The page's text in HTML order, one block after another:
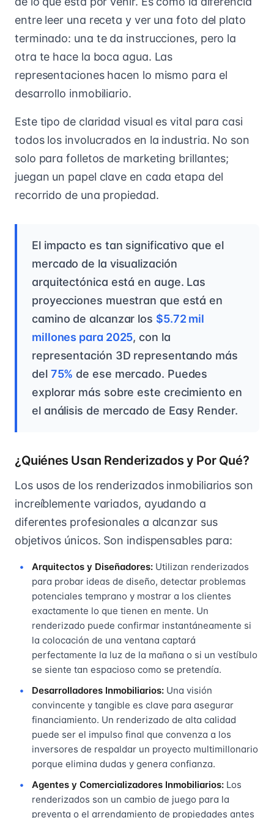
entre leer una receta y ver una foto del plato
terminado: una te da instrucciones, pero la
otra te hace la boca agua. Las
representaciones hacen lo mismo para el
desarrollo inmobiliario.
Este tipo de claridad visual es vital para casi
todos los involucrados en la industria. No son
solo para folletos de marketing brillantes;
juegan un papel clave en cada etapa del
recorrido de una propiedad.
El impacto es tan significativo que el
mercado de la visualización
arquitectónica está en auge. Las
proyecciones muestran que está en
camino de alcanzar los $5.72 mil
millones para 2025, con la
representación 3D representando más
del 75% de ese mercado. Puedes
explorar más sobre este crecimiento en
el análisis de mercado de Easy Render.
¿Quiénes Usan Renderizados y Por Qué?
Los usos de los renderizados inmobiliarios son
increíblemente variados, ayudando a
diferentes profesionales a alcanzar sus
objetivos únicos. Son indispensables para:
Arquitectos y Diseñadores: Utilizan renderizados
para probar ideas de diseño, detectar problemas
potenciales temprano y mostrar a los clientes
exactamente lo que tienen en mente. Un
renderizado puede confirmar instantáneamente si
la colocación de una ventana captará
perfectamente la luz de la mañana o si un vestíbulo
se siente tan espacioso como se pretendía.
Desarrolladores Inmobiliarios: Una visión
convincente y tangible es clave para asegurar
financiamiento. Un renderizado de alta calidad
puede ser el impulso final que convenza a los
inversores de respaldar un proyecto multimillonario
porque elimina dudas y genera confianza.
Agentes y Comercializadores Inmobiliarios: Los
renderizados son un cambio de juego para la
preventa o el arrendamiento de propiedades antes